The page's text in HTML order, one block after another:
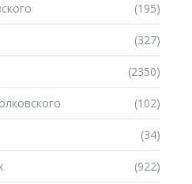
(195)
(327)
(2350)
(102)
(34)
(922)